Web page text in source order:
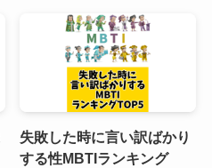
失敗した時に言い訳ばかり
する性MBTIランキング